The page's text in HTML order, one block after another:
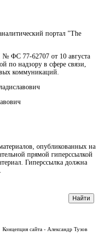
портал "The
ФС 77-62707 от 10 августа
по надзору в сфере связи,
коммуникаций.
опубликованных на
прямой гиперссылкой
Гиперссылка должна
Концепция сайта - Александр Тузов